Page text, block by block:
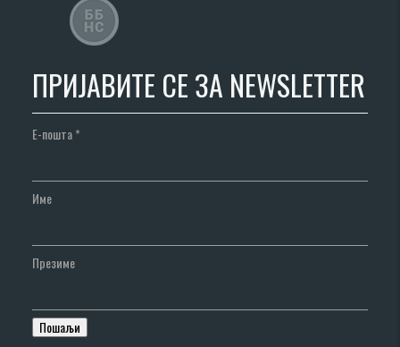
ПРИЈАВИТЕ СЕ ЗА NEWSLETTER
Е-пошта*
Име
Презиме